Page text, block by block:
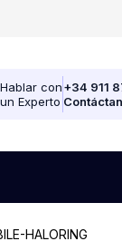
Hablar con
un Experto
+34 911
HALORING